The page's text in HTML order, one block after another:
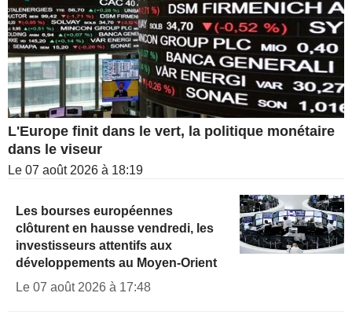
L'Europe finit dans le vert, la politique monétaire
dans le viseur
Le 07 août 2026 à 18:19
Les bourses européennes
clôturent en hausse vendredi, les
investisseurs attentifs aux
développements au Moyen-Orient
Le 07 août 2026 à 17:48